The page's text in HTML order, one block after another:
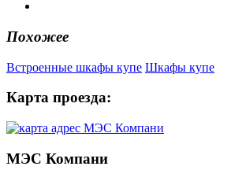
Похожее
Встроенные шкафы купе Шкафы купе
Карта проезда:
МЭС Компани